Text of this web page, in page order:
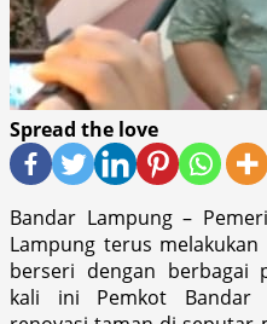
Spread the love
Bandar Lampung –
Lampung terus
berseri dengan berbagai
kali ini Pemkot Bandar